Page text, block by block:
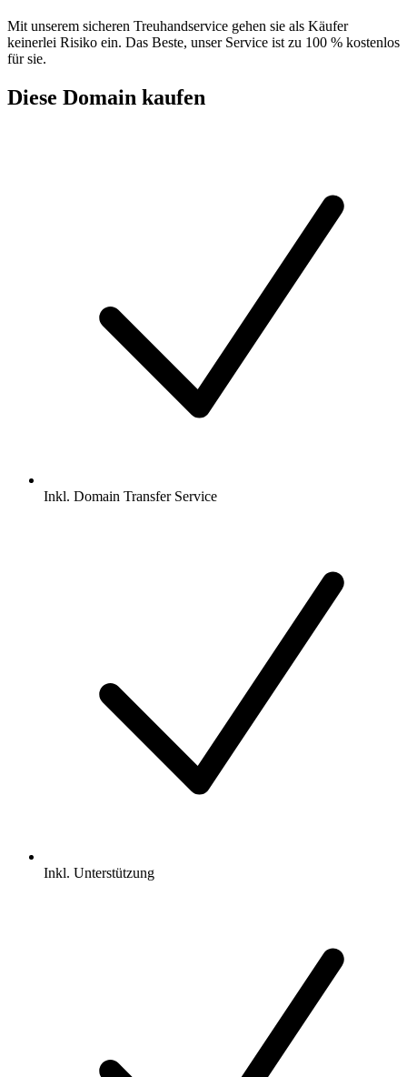
Mit unserem sicheren Treuhandservice gehen sie als Käufer
keinerlei Risiko ein. Das Beste, unser Service ist zu 100 % kostenlos
für sie.
Diese Domain kaufen
Inkl. Domain Transfer Service
Inkl. Unterstützung